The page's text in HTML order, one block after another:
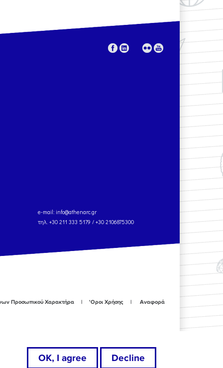
e-mail: info@athenarc.gr
τηλ. +30 211 333 5179 / +30 2106875300
Προσωπικού Χαρακτήρα 'Οροι Χρήσης Αναφορά
OK, I agree Decline